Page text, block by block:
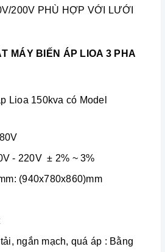
200V PHÙ HỢP VỚI LƯỚI
MÁY BIẾN ÁP LIOA 3 PHA
Lioa 150kva có Model
- 220V ± 2% ~ 3%
(940x780x860)mm
ngắn mạch, quá áp : Bằng